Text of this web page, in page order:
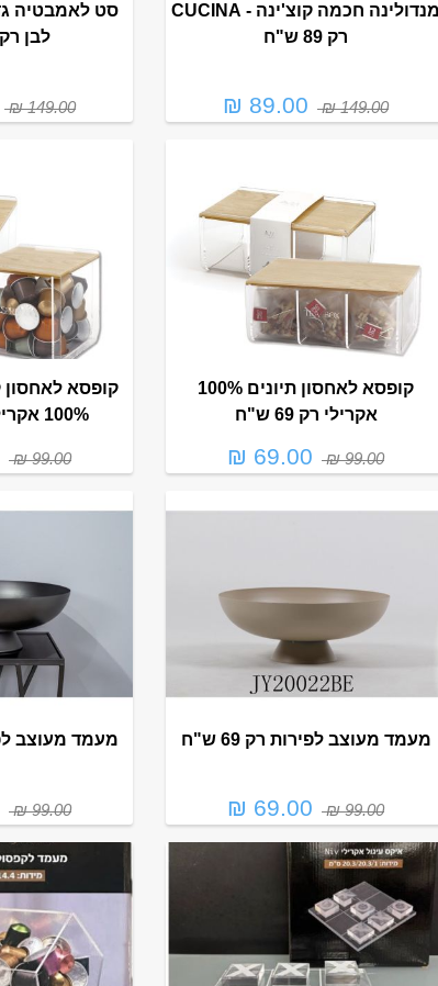
מנדולינה חכמה קוצ'ינה - CUCINA
רק 89 ש"ח
149.00 ₪
89.00 ₪
לבן רק 99 ש"ח
149.00 ₪
קופסא לאחסון תיונים 100%
אקרילי רק 69 ש"ח
99.00 ₪
69.00 ₪
קופסא לאחסון
100% אקרילי רק 69 ש"ח
99.00 ₪
מעמד מעוצב לפירות רק 69 ש"ח
99.00 ₪
69.00 ₪
מעמד מעוצב
99.00 ₪